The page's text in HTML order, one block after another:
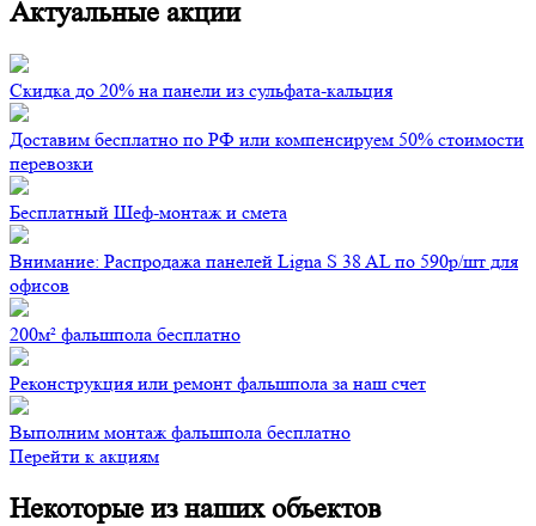
Актуальные акции
Скидка до 20% на панели из сульфата-кальция
Доставим бесплатно по РФ или компенсируем 50% стоимости
перевозки
Бесплатный Шеф-монтаж и смета
Внимание: Распродажа панелей Ligna S 38 AL по 590р/шт для
офисов
200м² фальшпола бесплатно
Реконструкция или ремонт фальшпола за наш счет
Выполним монтаж фальшпола бесплатно
Перейти к акциям
Некоторые из наших объектов